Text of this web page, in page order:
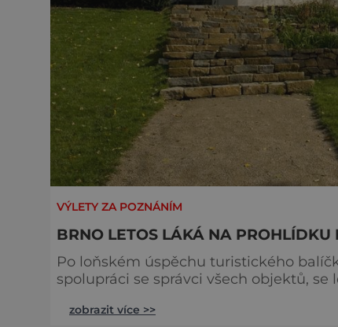
VÝLETY ZA POZNÁNÍM
BRNO LETOS LÁKÁ NA
Po loňském úspěchu turistického
spolupráci se správci všech objektů,
Polích. „Díky výjimečné spolupráci pěti brněnských institucí vznikl před dvěma lety komplexní
zobrazit více >>